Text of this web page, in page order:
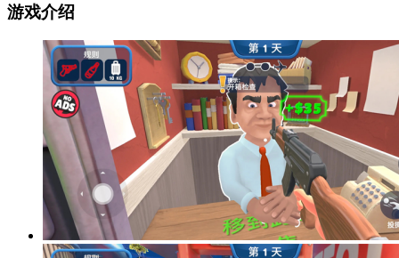
游戏介绍